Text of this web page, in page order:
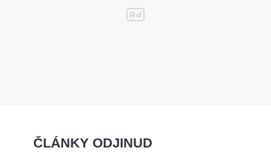
ČLÁNKY ODJINUD